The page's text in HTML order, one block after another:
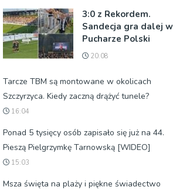
3:0 z Rekordem.
Sandecja gra dalej w
Pucharze Polski
20:08
Tarcze TBM są montowane w okolicach
Szczyrzyca. Kiedy zaczną drążyć tunele?
16:04
Ponad 5 tysięcy osób zapisało się już na 44.
Pieszą Pielgrzymkę Tarnowską [WIDEO]
15:03
Msza święta na plaży i piękne świadectwo